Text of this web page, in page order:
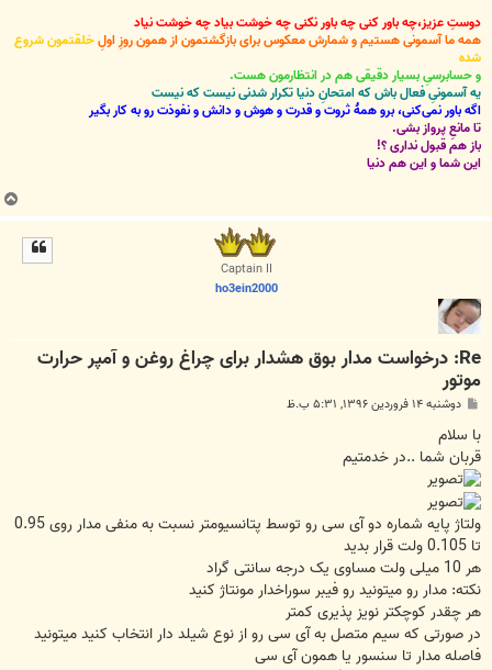
دوستِ عزیز،چه باور کنی چه باور نکنی چه خوشت بیاد چه خوشت نیاد
همه ما آسمونی هستیم و شمارش معکوس برای بازگشتمون از همون روزِ اولِخلقتمون شروع
شده
و حسابرسیِ بسیار دقیقی هم در انتظارمون هست.
یه آسمونیِ فعال باش که امتحانِ دنیا تکرار شدنی نیست که نیست
اگه باور نمی‌کنی، برو همۀ ثروت و قدرت و هوش و دانش و نفوذت رو به کار بگیر
تا مانعِ پرواز بشی.
باز هم قبول نداری ؟!
این شما و این هم دنیا
Captain II
ho3ein2000
Re: درخواست مدار بوق هشدار برای چراغ روغن و آمپر حرارت
موتور
ت
دوشنبه ۱۴ فروردین ۱۳۹۶, ۵:۳۱ ب.ظ
با سلام
قربان شما ..در خدمتیم
ولتاژ پایه شماره دو آی سی رو توسط پتانسیومتر نسبت به منفی مدار روی 0.95
تا 0.105 ولت قرار بدید
هر 10 میلی ولت مساوی یک درجه سانتی گراد
نکته: مدار رو میتونید رو فیبر سوراخدار مونتاژ کنید
هر چقدر کوچکتر نویز پذیری کمتر
در صورتی که سیم متصل به آی سی رو از نوع شیلد دار انتخاب کنید میتونید
فاصله مدار تا سنسور یا همون آی سی